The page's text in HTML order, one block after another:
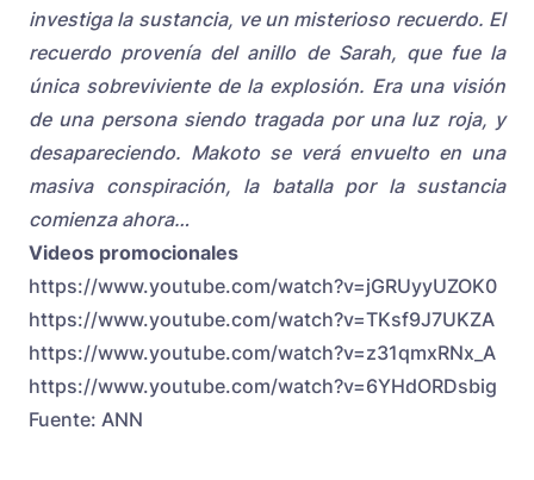
investiga la sustancia, ve un misterioso recuerdo. El
recuerdo provenía del anillo de Sarah, que fue la
única sobreviviente de la explosión. Era una visión
de una persona siendo tragada por una luz roja, y
desapareciendo. Makoto se verá envuelto en una
masiva conspiración, la batalla por la sustancia
comienza ahora…
Videos promocionales
https://www.youtube.com/watch?v=jGRUyyUZOK0
https://www.youtube.com/watch?v=TKsf9J7UKZA
https://www.youtube.com/watch?v=z31qmxRNx_A
https://www.youtube.com/watch?v=6YHdORDsbig
Fuente: ANN